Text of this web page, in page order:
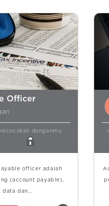
Officer
Kecocokan denganmu
officer adalah
(account payable),
data dan…